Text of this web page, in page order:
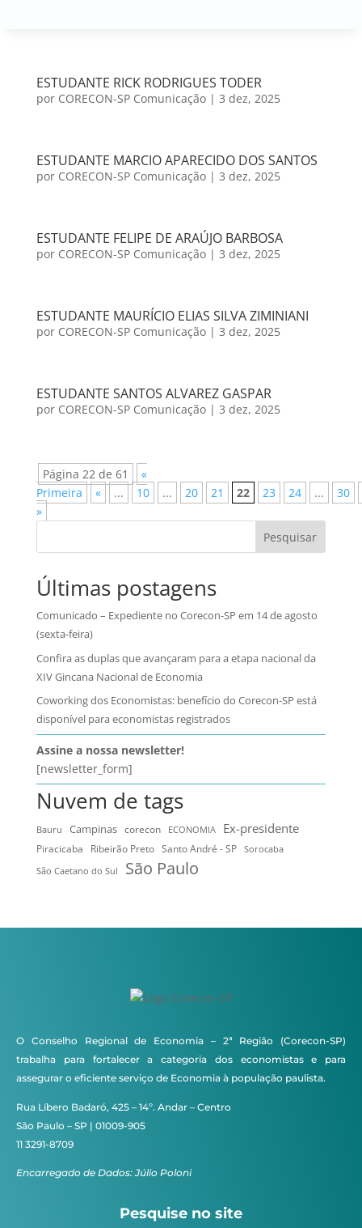
ESTUDANTE RICK RODRIGUES TODER
por CORECON-SP Comunicação| 3 dez, 2025
ESTUDANTE MARCIO APARECIDO DOS SANTOS
por CORECON-SP Comunicação| 3 dez, 2025
ESTUDANTE FELIPE DE ARAÚJO BARBOSA
por CORECON-SP Comunicação| 3 dez, 2025
ESTUDANTE MAURÍCIO ELIAS SILVA ZIMINIANI
por CORECON-SP Comunicação| 3 dez, 2025
ESTUDANTE SANTOS ALVAREZ GASPAR
por CORECON-SP Comunicação| 3 dez, 2025
Página 22 de 61
«
Primeira
« ... 10 ... 20 21 22 23 24 ...
30
»
Pesquisar
Últimas postagens
Comunicado – Expediente no Corecon-SP em 14 de agosto
(sexta-feira)
Confira as duplas que avançaram para a etapa nacional da
XIV Gincana Nacional de Economia
Coworking dos Economistas: benefício do Corecon-SP está
disponível para economistas registrados
Assine a nossa newsletter!
[newsletter_form]
Nuvem de tags
Bauru Campinas corecon ECONOMIA Ex-presidente
Piracicaba Ribeirão Preto Santo André - SP
Sorocaba
São Caetano do Sul
São Paulo
O Conselho Regional de Economia – 2ª Região (Corecon-SP)
trabalha para fortalecer a categoria dos economistas e para
assegurar o eficiente serviço de Economia à população paulista.
Rua Líbero Badaró, 425 – 14º. Andar – Centro
São Paulo – SP | 01009-905
11 3291-8709
Encarregado de Dados: Júlio Poloni
Pesquise no site